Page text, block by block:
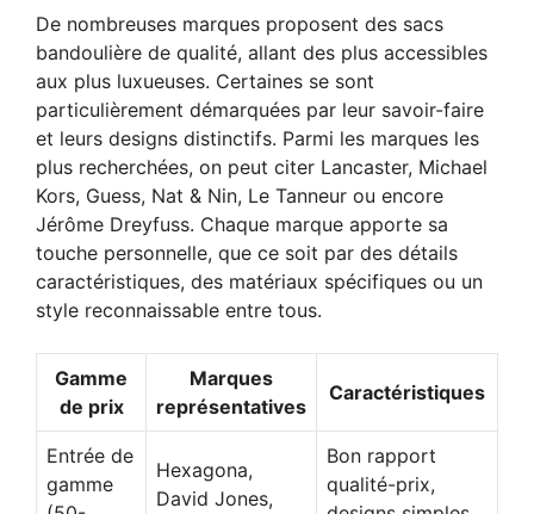
De nombreuses marques proposent des sacs
bandoulière de qualité, allant des plus accessibles
aux plus luxueuses. Certaines se sont
particulièrement démarquées par leur savoir-faire
et leurs designs distinctifs. Parmi les marques les
plus recherchées, on peut citer Lancaster, Michael
Kors, Guess, Nat & Nin, Le Tanneur ou encore
Jérôme Dreyfuss. Chaque marque apporte sa
touche personnelle, que ce soit par des détails
caractéristiques, des matériaux spécifiques ou un
style reconnaissable entre tous.
Gamme
de prix
Marques
représentatives
Caractéristiques
Entrée de
gamme
Hexagona,
David Jones,
Bon rapport
qualité-prix,